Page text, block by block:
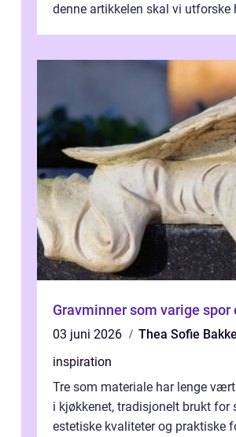
denne artikkelen skal vi utforske
Gravminner som varige spor
03 juni 2026
Thea Sofie Bakke
inspiration
Tre som materiale har lenge
i kjøkkenet, tradisjonelt brukt for
estetiske kvaliteter og praktiske